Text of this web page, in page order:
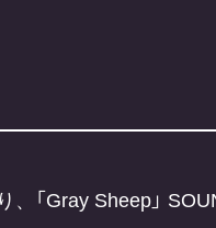
、「Gray Sheep」